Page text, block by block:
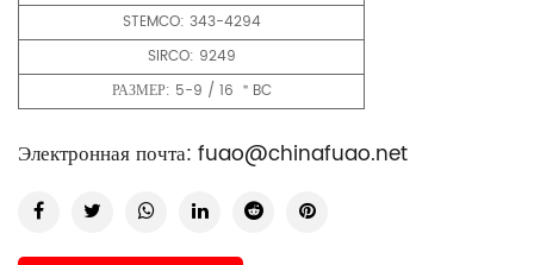
STEMCO: 343-4294
SIRCO: 9249
РАЗМЕР: 5-9 / 16 ＂BC
Электронная почта: fuao@chinafuao.net